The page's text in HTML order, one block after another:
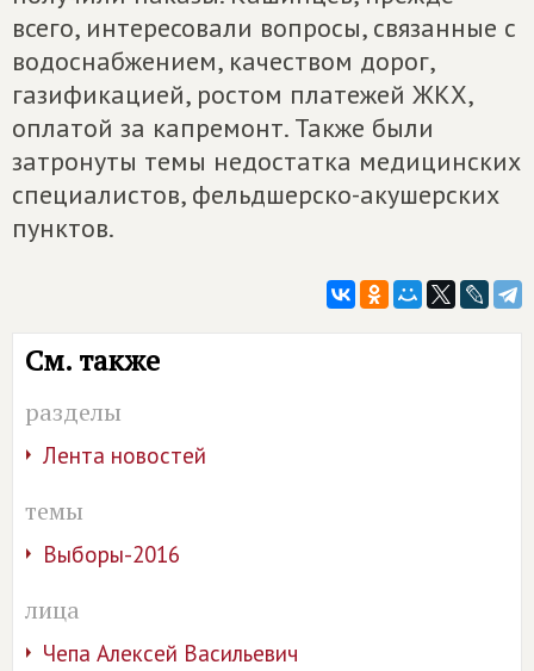
всего, интересовали вопросы, связанные с
водоснабжением, качеством дорог,
газификацией, ростом платежей ЖКХ,
оплатой за капремонт. Также были
затронуты темы недостатка медицинских
специалистов, фельдшерско-акушерских
пунктов.
См. также
разделы
Лента новостей
темы
Выборы-2016
лица
Чепа Алексей Васильевич